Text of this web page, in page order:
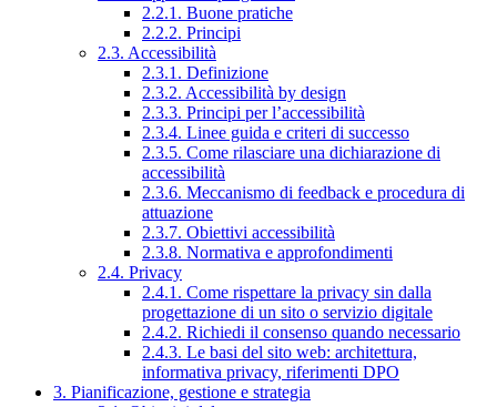
2.2.1. Buone pratiche
2.2.2. Principi
2.3. Accessibilità
2.3.1. Definizione
2.3.2. Accessibilità by design
2.3.3. Principi per l’accessibilità
2.3.4. Linee guida e criteri di successo
2.3.5. Come rilasciare una dichiarazione di
accessibilità
2.3.6. Meccanismo di feedback e procedura di
attuazione
2.3.7. Obiettivi accessibilità
2.3.8. Normativa e approfondimenti
2.4. Privacy
2.4.1. Come rispettare la privacy sin dalla
progettazione di un sito o servizio digitale
2.4.2. Richiedi il consenso quando necessario
2.4.3. Le basi del sito web: architettura,
informativa privacy, riferimenti DPO
3. Pianificazione, gestione e strategia